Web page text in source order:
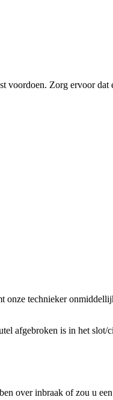
voordoen. Zorg ervoor
technieker
afgebroken is in het
over inbraak of zou u